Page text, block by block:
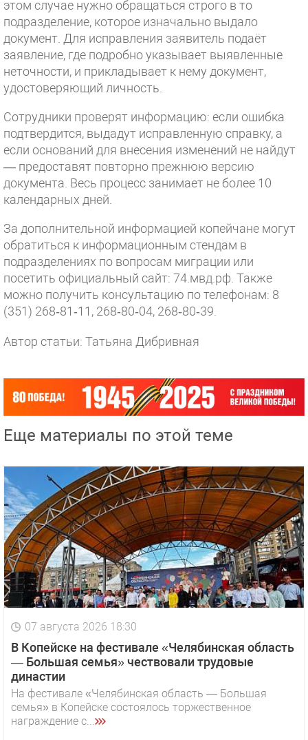
этом случае нужно обращаться строго в то
подразделение, которое изначально выдало
документ. Для исправления заявитель подаёт
заявление, где подробно указывает выявленные
неточности, и прикладывает к нему документ,
удостоверяющий личность.
Сотрудники проверят информацию: если ошибка
подтвердится, выдадут исправленную справку, а
если оснований для внесения изменений не найдут
— предоставят повторно прежнюю версию
документа. Весь процесс занимает не более 10
календарных дней.
За дополнительной информацией копейчане могут
обратиться к информационным стендам в
подразделениях по вопросам миграции или
посетить официальный сайт: 74.мвд.рф. Также
можно получить консультацию по телефонам: 8
(351) 268‑81‑11, 268‑80‑04, 268‑80‑39.
Автор статьи: Татьяна Дибривная
Еще материалы по этой теме
07 августа 2026 18:30
В Копейске на фестивале «Челябинская область
— Большая семья» чествовали трудовые
династии
На фестивале «Челябинская область — Большая
семья» в Копейске состоялось торжественное
награждение с...